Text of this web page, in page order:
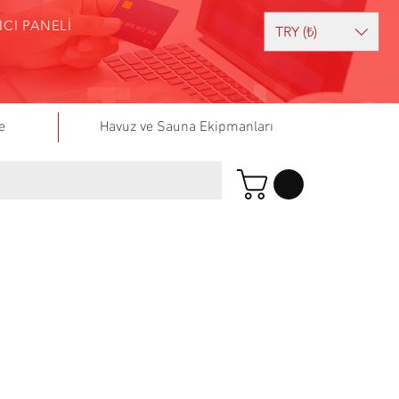
PANELİ TRY (₺)
Havuz ve Sauna Ekipmanları